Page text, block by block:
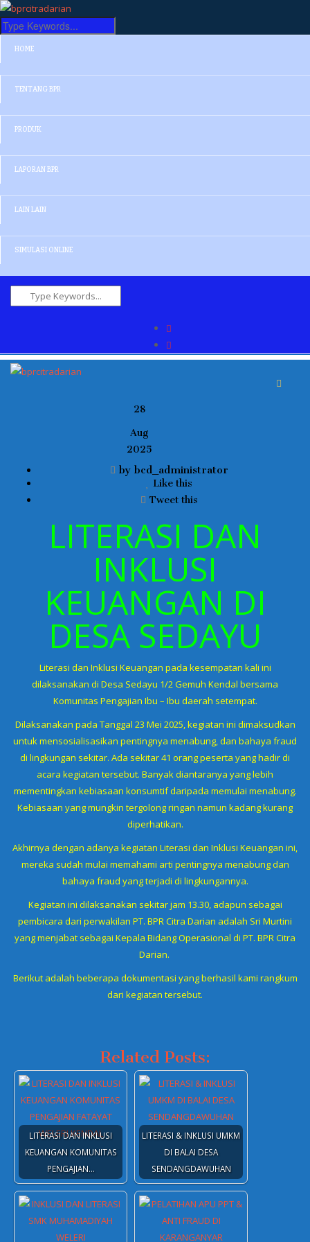
HOME
TENTANG BPR
PRODUK
LAPORAN BPR
LAIN LAIN
SIMULASI ONLINE
28
Aug
2025
by bcd_administrator
Like this
Tweet this
LITERASI DAN
INKLUSI
KEUANGAN DI
DESA SEDAYU
Literasi dan Inklusi Keuangan pada kesempatan kali ini
dilaksanakan di Desa Sedayu 1/2 Gemuh Kendal bersama
Komunitas Pengajian Ibu – Ibu daerah setempat.
Dilaksanakan pada Tanggal 23 Mei 2025, kegiatan ini dimaksudkan
untuk mensosialisasikan pentingnya menabung, dan bahaya fraud
di lingkungan sekitar. Ada sekitar 41 orang peserta yang hadir di
acara kegiatan tersebut. Banyak diantaranya yang lebih
mementingkan kebiasaan konsumtif daripada memulai menabung.
Kebiasaan yang mungkin tergolong ringan namun kadang kurang
diperhatikan.
Akhirnya dengan adanya kegiatan Literasi dan Inklusi Keuangan ini,
mereka sudah mulai memahami arti pentingnya menabung dan
bahaya fraud yang terjadi di lingkungannya.
Kegiatan ini dilaksanakan sekitar jam 13.30, adapun sebagai
pembicara dari perwakilan PT. BPR Citra Darian adalah Sri Murtini
yang menjabat sebagai Kepala Bidang Operasional di PT. BPR Citra
Darian.
Berikut adalah beberapa dokumentasi yang berhasil kami rangkum
dari kegiatan tersebut.
Related Posts:
LITERASI DAN INKLUSI
KEUANGAN KOMUNITAS
PENGAJIAN…
LITERASI & INKLUSI UMKM
DI BALAI DESA
SENDANGDAWUHAN